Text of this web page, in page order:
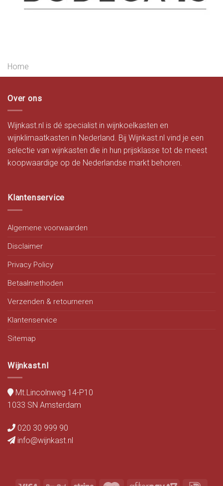
Home
Over ons
Wijnkast.nl is dé specialist in wijnkoelkasten en
wijnklimaatkasten in Nederland. Bij Wijnkast.nl vind je een
selectie van wijnkasten die in hun prijsklasse tot de meest
koopwaardige op de Nederlandse markt behoren.
Klantenservice
Algemene voorwaarden
Disclaimer
Privacy Policy
Betaalmethoden
Verzenden & retourneren
Klantenservice
Sitemap
Wijnkast.nl
Mt.Lincolnweg 14-P10
1033 SN Amsterdam
020 30 999 90
info@wijnkast.nl